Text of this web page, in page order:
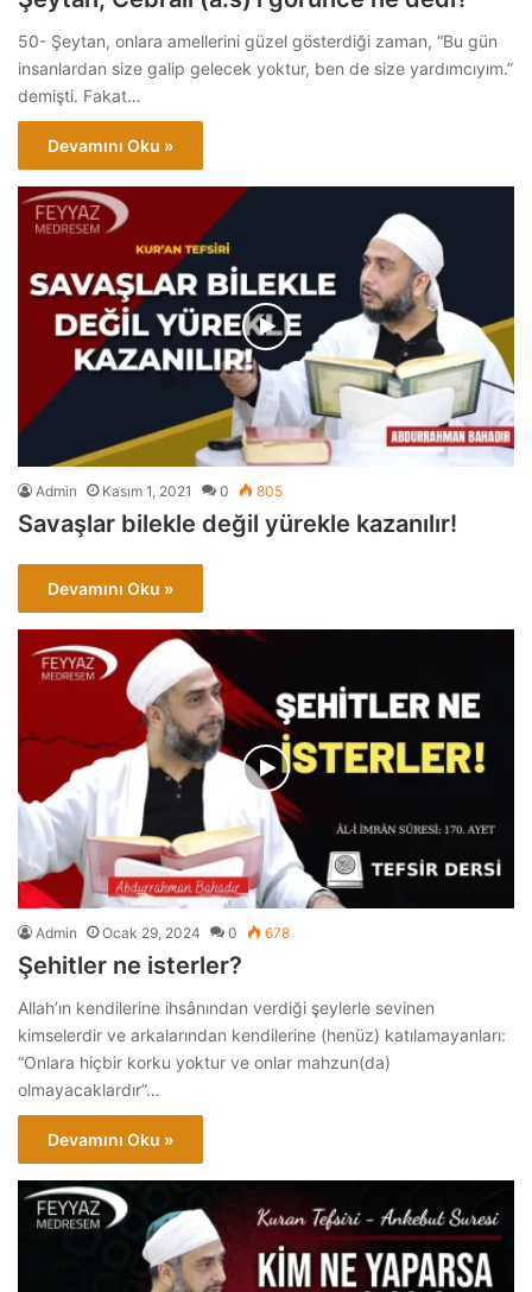
50- Şeytan, onlara amellerini güzel gösterdiği zaman, “Bu gün
insanlardan size galip gelecek yoktur, ben de size yardımcıyım.”
demişti. Fakat…
Devamını Oku »
Admin Kasım 1, 2021 0 805
Savaşlar bilekle değil yürekle kazanılır!
Devamını Oku »
Admin Ocak 29, 2024 0 678
Şehitler ne isterler?
Allah’ın kendilerine ihsânından verdiği şeylerle sevinen
kimselerdir ve arkalarından kendilerine (henüz) katılamayanları:
“Onlara hiçbir korku yoktur ve onlar mahzun(da)
olmayacaklardır”…
Devamını Oku »